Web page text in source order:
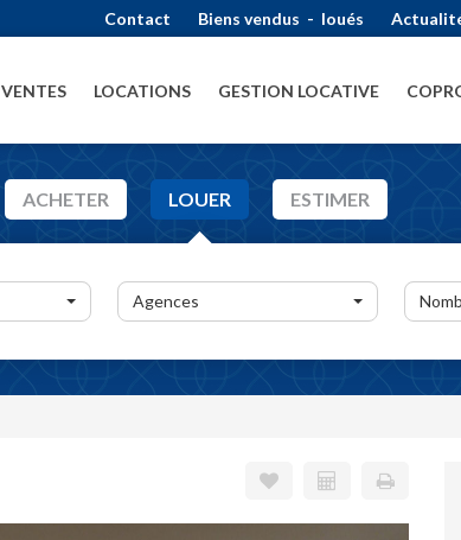
Contact Biens vendus - loués
VENTES LOCATIONS GESTION LOCATIVE
ACHETER LOUER ESTIMER
Agences